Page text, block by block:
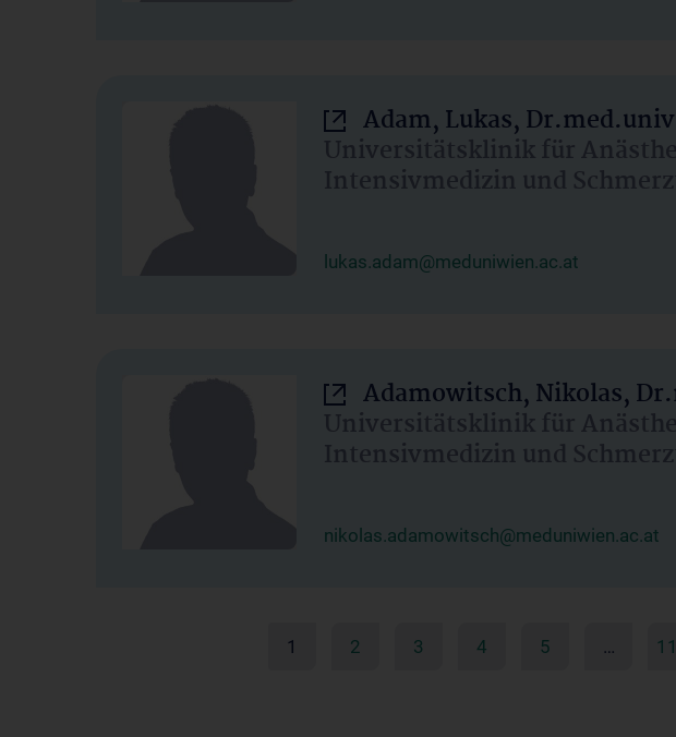
Adam, Lukas,
Universitätsklinik für
Intensivmedizin und
lukas.adam@meduniwien.ac.at
Adamowitsch, Nikolas,
Universitätsklinik für
Intensivmedizin und
nikolas.adamowitsch@meduniwien.ac.at
1 2 3 4 5 …